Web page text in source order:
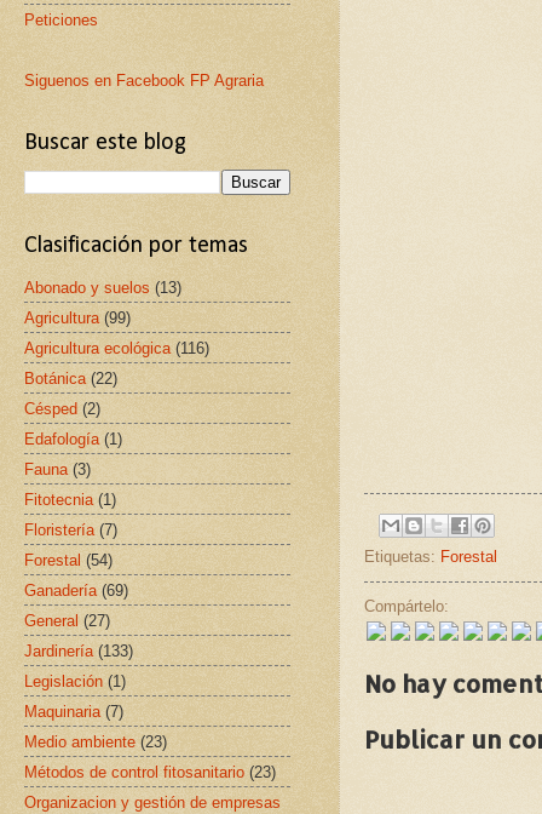
Etiquetas: Forestal
Compártelo:
No hay
Publicar un
Peticiones
Siguenos en Facebook FP Agraria
Buscar este blog
Clasificación por temas
Abonado y suelos (13)
Agricultura (99)
Agricultura ecológica (116)
Botánica (22)
Césped (2)
Edafología (1)
Fauna (3)
Fitotecnia (1)
Floristería (7)
Forestal (54)
Ganadería (69)
General (27)
Jardinería (133)
Legislación (1)
Maquinaria (7)
Medio ambiente (23)
Métodos de control fitosanitario (23)
Organizacion y gestión de empresas